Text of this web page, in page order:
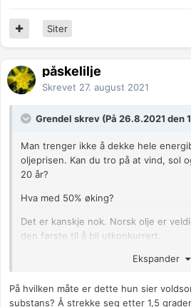
Siter
påskelilje
Skrevet 27. august 2021
Grendel skrev (På 26.8.2021 den
Man trenger ikke å dekke hele
oljeprisen. Kan du tro på at vind, sol
20 år?
Hva med 50% øking?
Det er kanskje nok. Norsk olje er
den første til å bli utkonkurrert.
Forresten får jeg også fnatt av
https://www.abcnyheter.no/nyheter/
Ekspander
På hvilken måte er dette hun sier
substans? Å strekke seg etter 1,5